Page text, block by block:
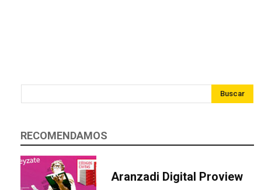
Buscar
RECOMENDAMOS
Aranzadi Digital Proview